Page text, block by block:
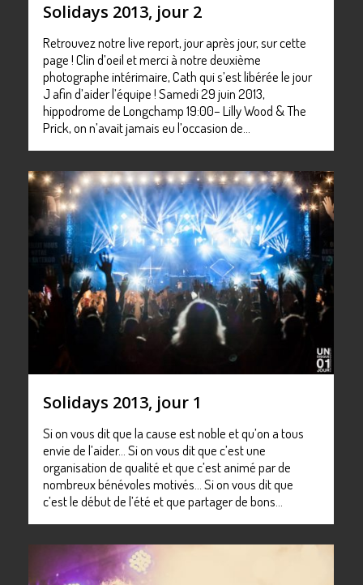
Solidays 2013, jour 2
Retrouvez notre live report, jour après jour, sur cette
page ! Clin d’oeil et merci à notre deuxième
photographe intérimaire, Cath qui s’est libérée le jour
J afin d’aider l’équipe ! Samedi 29 juin 2013,
hippodrome de Longchamp 19:00– Lilly Wood & The
Prick, on n’avait jamais eu l’occasion de…
Solidays 2013, jour 1
Si on vous dit que la cause est noble et qu’on a tous
envie de l’aider… Si on vous dit que c’est une
organisation de qualité et que c’est animé par de
nombreux bénévoles motivés… Si on vous dit que
c’est le début de l’été et que partager de bons…
0
0